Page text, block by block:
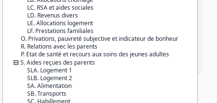
LC. RSA et aides sociales
LD. Revenus divers
LE. Allocations logement
LF. Prestations familiales
O. Privations, pauvreté subjective et indicateur de bonheur
R. Relations avec les parents
P. Etat de santé et recours aux soins des jeunes adultes
S. Aides reçues des parents
SLA. Logement 1
SLB. Logement 2
SA. Alimentation
SB. Transports
SC. Habillement